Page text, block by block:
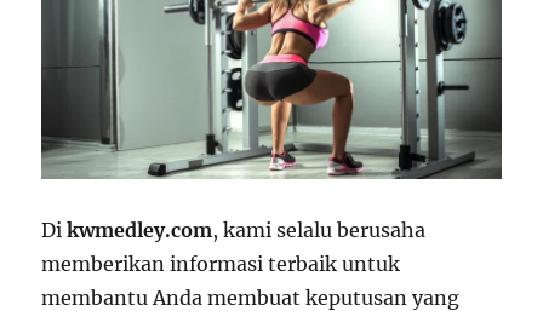
Dikwmedley.com, kami selalu berusaha
memberikan informasi terbaik untuk
membantu Anda membuat keputusan yang